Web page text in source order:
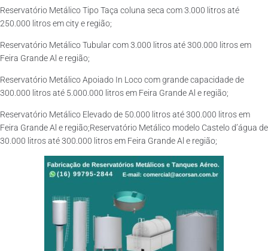
Reservatório Metálico Tipo Taça coluna seca com 3.000 litros até
250.000 litros em city e região;
Reservatório Metálico Tubular com 3.000 litros até 300.000 litros em
Feira Grande Al e região;
Reservatório Metálico Apoiado In Loco com grande capacidade de
300.000 litros até 5.000.000 litros em Feira Grande Al e região;
Reservatório Metálico Elevado de 50.000 litros até 300.000 litros em
Feira Grande Al e região;Reservatório Metálico modelo Castelo d’água de
30.000 litros até 300.000 litros em Feira Grande Al e região;